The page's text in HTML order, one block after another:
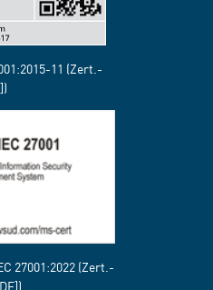
11 (Zert.-
27001:2022 (Zert.-